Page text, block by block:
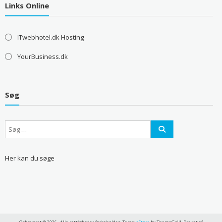
Links Online
ITwebhotel.dk Hosting
YourBusiness.dk
Søg
Her kan du søge